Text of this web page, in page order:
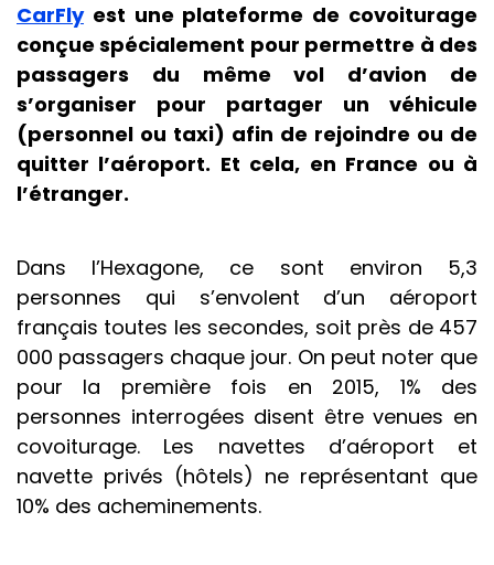
CarFlyest une plateforme de covoiturage
conçue spécialement pour permettre à des
passagers du même vol d’avion de
s’organiser pour partager un véhicule
(personnel ou taxi) afin de rejoindre ou de
quitter l’aéroport. Et cela, en France ou à
l’étranger.
Dans l’Hexagone, ce sont environ 5,3
personnes qui s’envolent d’un aéroport
français toutes les secondes, soit près de 457
000 passagers chaque jour. On peut noter que
pour la première fois en 2015, 1% des
personnes interrogées disent être venues en
covoiturage. Les navettes d’aéroport et
navette privés (hôtels) ne représentant que
10% des acheminements.